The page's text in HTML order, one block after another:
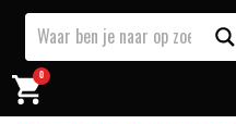
0